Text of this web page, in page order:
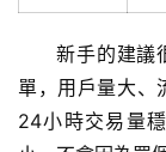
新手的建議
單，用戶量大、
24小時交易量